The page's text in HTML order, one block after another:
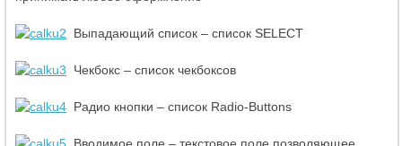
Выпадающий список – список SELECT
Чекбокс – список чекбоксов
Радио кнопки – список Radio-Buttons